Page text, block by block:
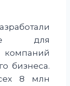
для
компаний
бизнеса.
8 млн